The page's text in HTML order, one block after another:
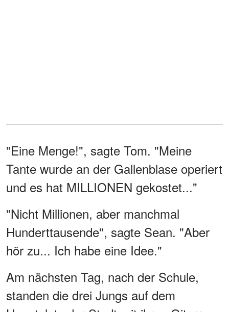
"Eine Menge!", sagte Tom. "Meine
Tante wurde an der Gallenblase operiert
und es hat MILLIONEN gekostet..."
"Nicht Millionen, aber manchmal
Hunderttausende", sagte Sean. "Aber
hör zu... Ich habe eine Idee."
Am nächsten Tag, nach der Schule,
standen die drei Jungs auf dem